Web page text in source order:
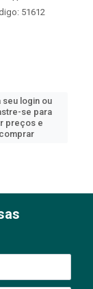
51612
seu login ou
se para
preços e
comprar